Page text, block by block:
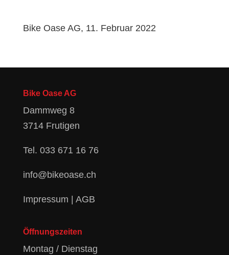
Bike Oase AG, 11. Februar 2022
Bike Oase AG
Dammweg 8
3714 Frutigen
Tel. 033 671 16 76
info@bikeoase.ch
Impressum AGB
Öffnungszeiten
Montag / Dienstag